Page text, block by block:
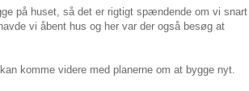
på huset, så det er rigtigt spændende om vi snart
vi åbent hus og her var der også besøg at
komme videre med planerne om at bygge nyt.